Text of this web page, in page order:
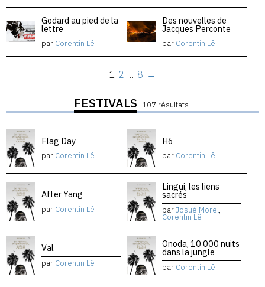
Godard au pied de la
lettre
par Corentin Lê
Des nouvelles de
Jacques Perconte
par Corentin Lê
1 2 … 8 →
FESTIVALS 107 résultats
Flag Day
par Corentin Lê
H6
par Corentin Lê
After Yang
par Corentin Lê
Lingui, les liens
sacrés
parJosué Morel,
Corentin Lê
Val
par Corentin Lê
Onoda, 10 000 nuits
dans la jungle
par Corentin Lê